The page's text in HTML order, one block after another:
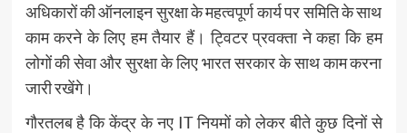
अधिकारों की ऑनलाइन सुरक्षा के महत्वपूर्ण कार्य पर समिति के साथ
काम करने के लिए हम तैयार हैं। ट्विटर प्रवक्ता ने कहा कि हम
लोगों की सेवा और सुरक्षा के लिए भारत सरकार के साथ काम करना
जारी रखेंगे।
गौरतलब है कि केंद्र के नए IT नियमों को लेकर बीते कुछ दिनों से